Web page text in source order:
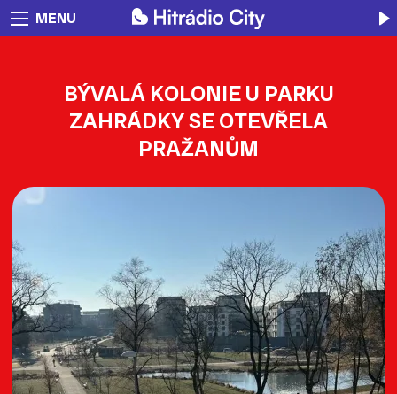
MENU
BÝVALÁ KOLONIE U PARKU
ZAHRÁDKY SE OTEVŘELA
PRAŽANŮM